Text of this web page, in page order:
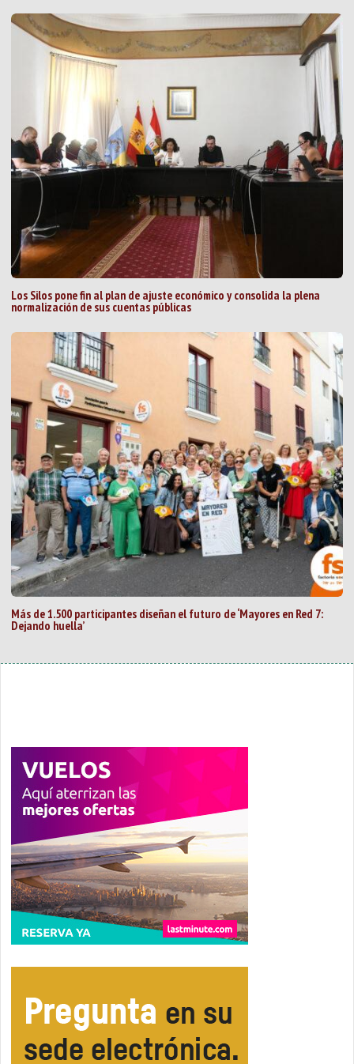
Los Silos pone fin al plan de ajuste económico y consolida la plena
normalización de sus cuentas públicas
Más de 1.500 participantes diseñan el futuro de ‘Mayores en Red 7:
Dejando huella’